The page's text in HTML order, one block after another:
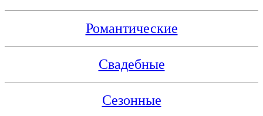
Романтические
Свадебные
Сезонные